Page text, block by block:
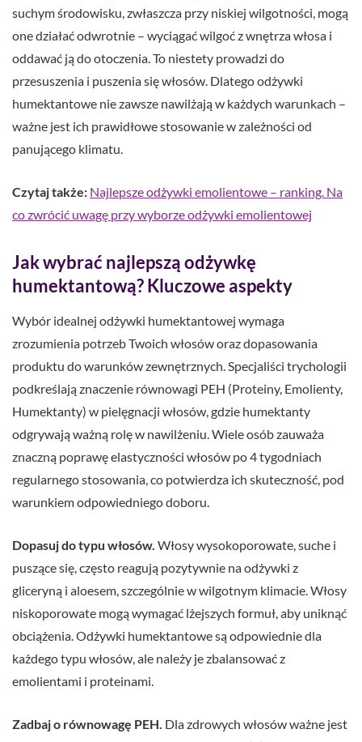
suchym środowisku, zwłaszcza przy niskiej wilgotności, mogą
one działać odwrotnie – wyciągać wilgoć z wnętrza włosa i
oddawać ją do otoczenia. To niestety prowadzi do
przesuszenia i puszenia się włosów. Dlatego odżywki
humektantowe nie zawsze nawilżają w każdych warunkach –
ważne jest ich prawidłowe stosowanie w zależności od
panującego klimatu.
Czytaj także: Najlepsze odżywki emolientowe – ranking. Na
co zwrócić uwagę przy wyborze odżywki emolientowej
Jak wybrać najlepszą odżywkę
humektantową? Kluczowe aspekty
Wybór idealnej odżywki humektantowej wymaga
zrozumienia potrzeb Twoich włosów oraz dopasowania
produktu do warunków zewnętrznych. Specjaliści trychologii
podkreślają znaczenie równowagi PEH (Proteiny, Emolienty,
Humektanty) w pielęgnacji włosów, gdzie humektanty
odgrywają ważną rolę w nawilżeniu. Wiele osób zauważa
znaczną poprawę elastyczności włosów po 4 tygodniach
regularnego stosowania, co potwierdza ich skuteczność, pod
warunkiem odpowiedniego doboru.
Dopasuj do typu włosów. Włosy wysokoporowate, suche i
puszące się, często reagują pozytywnie na odżywki z
gliceryną i aloesem, szczególnie w wilgotnym klimacie. Włosy
niskoporowate mogą wymagać lżejszych formuł, aby uniknąć
obciążenia. Odżywki humektantowe są odpowiednie dla
każdego typu włosów, ale należy je zbalansować z
emolientami i proteinami.
Zadbaj o równowagę PEH. Dla zdrowych włosów ważne jest